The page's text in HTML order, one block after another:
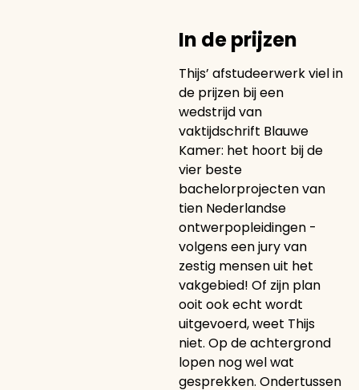
In de prijzen
Thijs’ afstudeerwerk viel in
de prijzen bij een
wedstrijd van
vaktijdschrift Blauwe
Kamer: het hoort bij de
vier beste
bachelorprojecten van
tien Nederlandse
ontwerpopleidingen -
volgens een jury van
zestig mensen uit het
vakgebied! Of zijn plan
ooit ook echt wordt
uitgevoerd, weet Thijs
niet. Op de achtergrond
lopen nog wel wat
gesprekken. Ondertussen